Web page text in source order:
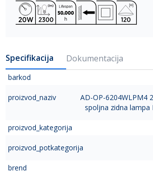
Specifikacija Dokumentacija
barkod
proizvod_naziv
AD-OP-6204WLPM4
spoljna zidna lampa
proizvod_kategorija
proizvod_potkategorija
brend